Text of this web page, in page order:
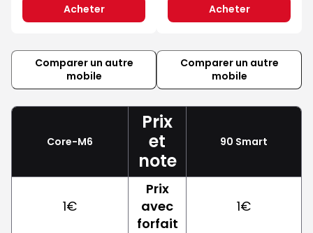
Acheter Acheter
Comparer un autre
mobile
Comparer un autre
mobile
Core-M6
Prix
et
note
90 Smart
1€
Prix
avec
forfait
1€